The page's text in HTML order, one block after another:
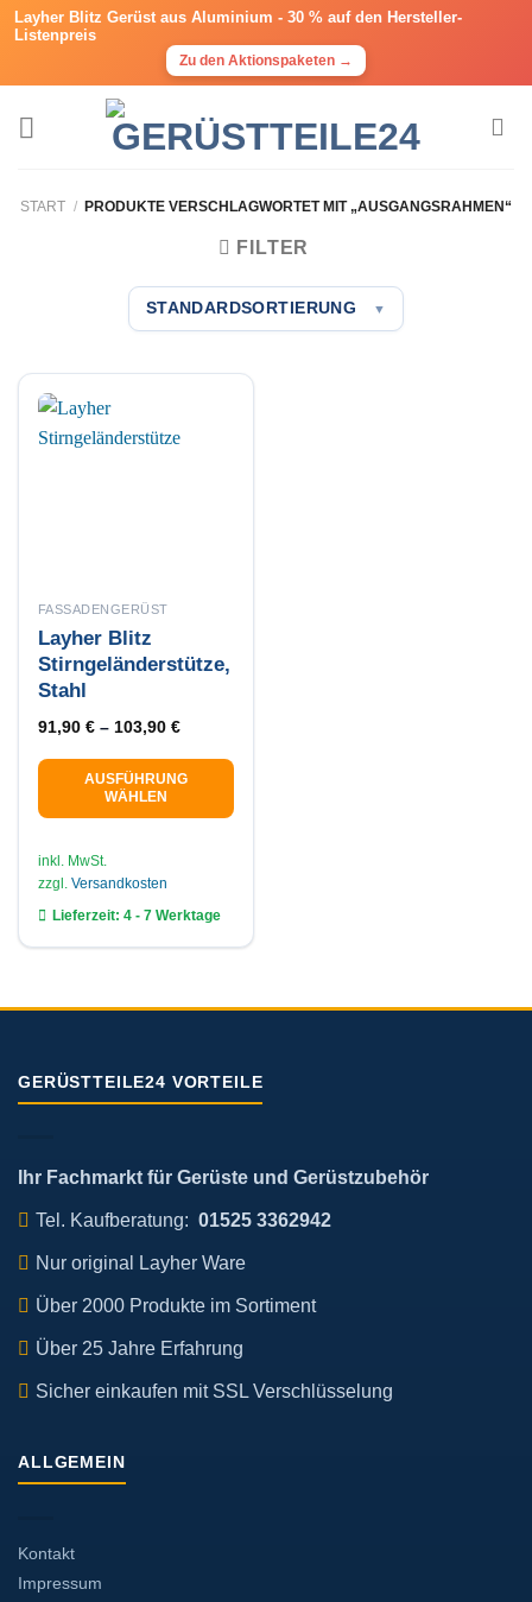
Layher Blitz Gerüst aus Aluminium - 30 % auf den Hersteller-
Listenpreis
Zu den Aktionspaketen →
START / PRODUKTE VERSCHLAGWORTET MIT „AUSGANGSRAHMEN“
FILTER
STANDARDSORTIERUNG ▼
FASSADENGERÜST
Layher Blitz
Stirngeländerstütze,
Stahl
91,90 €– 103,90 €
AUSFÜHRUNG
WÄHLEN
Produkt
weist
Optionen
der
Produktseite
inkl. MwSt.
zzgl. Versandkosten
Lieferzeit: 4 - 7 Werktage
GERÜSTTEILE24 VORTEILE
Ihr Fachmarkt für Gerüste und Gerüstzubehör
Tel. Kaufberatung: 01525 3362942
Nur original Layher Ware
Über 2000 Produkte im Sortiment
Über 25 Jahre Erfahrung
Sicher einkaufen mit SSL Verschlüsselung
ALLGEMEIN
Kontakt
Impressum